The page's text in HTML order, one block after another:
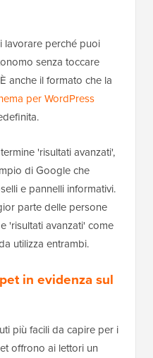
lavorare perché puoi
senza toccare
anche il formato che la
per WordPress
'risultati avanzati',
di Google che
e pannelli informativi.
parte delle persone
'risultati avanzati' come
utilizza entrambi.
in evidenza sul
più facili da capire per i
offrono ai lettori un